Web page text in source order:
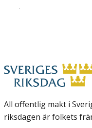
All offentlig makt i
riksdagen är folkets